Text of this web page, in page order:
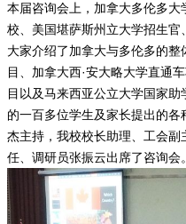
本届咨询会上，加拿大多伦多
校、美国堪萨斯州立大学招生
大家介绍了加拿大与多伦多的
目、加拿大西·安大略大学直通
目以及马来西亚公立大学国家
的一百多位学生及家长提出的
杰主持，我校校长助理、工会
任、调研员张振云出席了咨询会。